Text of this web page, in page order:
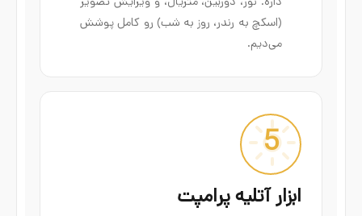
(اسکچ به رندر، روز به شب) رو کامل پوشش
می‌دیم.
5
ابزار آتلیه پرامپت